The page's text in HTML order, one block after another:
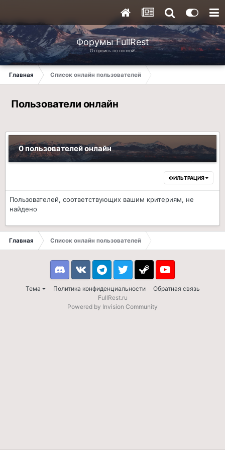
Форумы FullRest
Оторвись по полной!
Главная Список онлайн пользователей
Пользователи онлайн
0 пользователей онлайн
ФИЛЬТРАЦИЯ
Пользователей, соответствующих вашим критериям, не
найдено
Главная Список онлайн пользователей
Тема Политика конфиденциальности Обратная связь
DiscordVK TelegramTwitter Steam Youtube
FullRest.ru
Powered by Invision Community